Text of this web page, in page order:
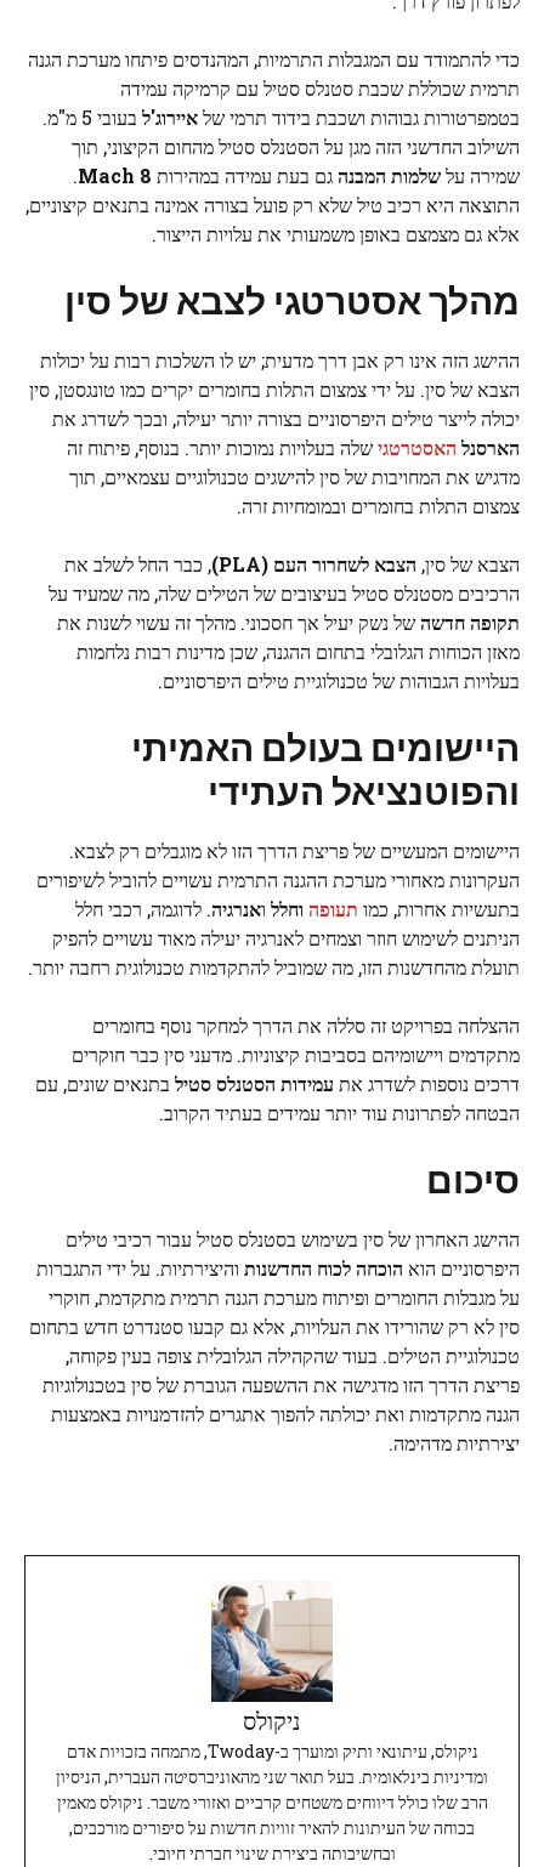
כדי להתמודד עם המגבלות התרמיות, המהנדסים פיתחו מערכת הגנה
תרמית שכוללת שכבת סטנלס סטיל עם קרמיקה עמידה
בטמפרטורות גבוהות ושכבת בידוד תרמי שלאיירוג'ל
בעובי 5 מ"מ.
השילוב החדשני הזה מגן על הסטנלס סטיל מהחום הקיצוני, תוך
שמירה עלשלמות המבנהגם בעת עמידה במהירות Mach 8
.
התוצאה היא רכיב טיל שלא רק פועל בצורה אמינה בתנאים קיצוניים,
אלא גם מצמצם באופן משמעותי את עלויות הייצור.
מהלך אסטרטגי לצבא של סין
ההישג הזה אינו רק אבן דרך מדעית; יש לו השלכות רבות על יכולות
הצבא של סין. על ידי צמצום התלות בחומרים יקרים כמו טונגסטן, סין
יכולה לייצר טילים היפרסוניים בצורה יותר יעילה, ובכך לשדרג את
הארסנל האסטרטגישלה בעלויות נמוכות יותר. בנוסף, פיתוח זה
מדגיש את המחויבות של סין להישגים טכנולוגיים עצמאיים, תוך
צמצום התלות בחומרים ובמומחיות זרה.
הצבא של סין, הצבא לשחרור העם (PLA)
, כבר החל לשלב את
הרכיבים מסטנלס סטיל בעיצובים של הטילים שלה, מה שמעיד על
תקופה חדשהשל נשק יעיל אך חסכוני. מהלך זה עשוי לשנות את
מאזן הכוחות הגלובלי בתחום ההגנה, שכן מדינות רבות נלחמות
בעלויות הגבוהות של טכנולוגיית טילים היפרסוניים.
היישומים בעולם האמיתי
והפוטנציאל העתידי
היישומים המעשיים של פריצת הדרך הזו לא מוגבלים רק לצבא.
העקרונות מאחורי מערכת ההגנה התרמית עשויים להוביל לשיפורים
בתעשיות אחרות, כמו תעופה וחלל ואנרגיה. לדוגמה, רכבי חלל
הניתנים לשימוש חוזר וצמחים לאנרגיה יעילה מאוד עשויים להפיק
תועלת מהחדשנות הזו, מה שמוביל להתקדמות טכנולוגית רחבה יותר.
ההצלחה בפרויקט זה סללה את הדרך למחקר נוסף בחומרים
מתקדמים ויישומיהם בסביבות קיצוניות. מדעני סין כבר חוקרים
דרכים נוספות לשדרג את עמידות הסטנלס סטיל בתנאים שונים, עם
הבטחה לפתרונות עוד יותר עמידים בעתיד הקרוב.
סיכום
ההישג האחרון של סין בשימוש בסטנלס סטיל עבור רכיבי טילים
היפרסוניים הוא הוכחה לכוח החדשנות והיצירתיות. על ידי התגברות
על מגבלות החומרים ופיתוח מערכת הגנה תרמית מתקדמת, חוקרי
סין לא רק שהורידו את העלויות, אלא גם קבעו סטנדרט חדש בתחום
טכנולוגיית הטילים. בעוד שהקהילה הגלובלית צופה בעין פקוחה,
פריצת הדרך הזו מדגישה את ההשפעה הגוברת של סין בטכנולוגיות
הגנה מתקדמות ואת יכולתה להפוך אתגרים להזדמנויות באמצעות
יצירתיות מדהימה.
ניקולס
ניקולס, עיתונאי ותיק ומוערך ב-Twoday, מתמחה בזכויות אדם
ומדיניות בינלאומית. בעל תואר שני מהאוניברסיטה העברית, הניסיון
הרב שלו כולל דיווחים משטחים קרביים ואזורי משבר. ניקולס מאמין
בכוחה של העיתונות להאיר זוויות חדשות על סיפורים מורכבים,
ובחשיבותה ביצירת שינוי חברתי חיובי.